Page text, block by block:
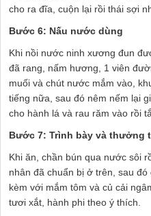
cho ra đĩa, cuộn lại rồi thái sợi
Bước 6: Nấu nước dùng
Khi nồi nước ninh xương đun
đã rang, nấm hương, 1 viên
muối và chút nước mắm vào,
tiếng nữa, sau đó nêm nếm lại
cho hành lá và rau răm vào rồi
Bước 7: Trình bày và thưởng
Khi ăn, chần bún qua nước sôi
nhân đã chuẩn bị ở trên, sau
kèm với mắm tôm và củ cải
tươi xắt, hành phi theo ý thích.